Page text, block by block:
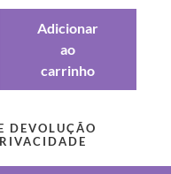
Adicionar
ao
carrinho
DEVOLUÇÃO